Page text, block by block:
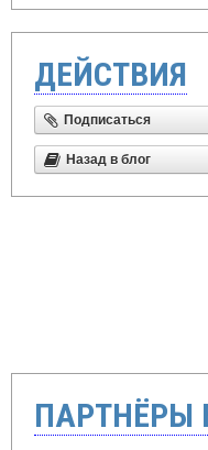
ДЕЙСТВИЯ
Подписаться
Назад в блог
ПАРТНЁРЫ